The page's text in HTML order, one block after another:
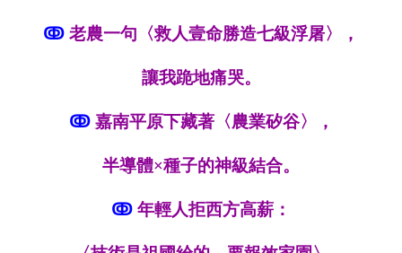
ↂ 老農一句 〈救人壹命勝造七級浮屠〉 ，
讓我跪地痛哭。
ↂ 嘉南平原下藏著〈農業矽谷〉 ，
半導體×種子的神級結合。
ↂ 年輕人拒西方高薪：